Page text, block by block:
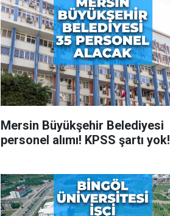
Mersin Büyükşehir Belediyesi
personel alımı! KPSS şartı yok!